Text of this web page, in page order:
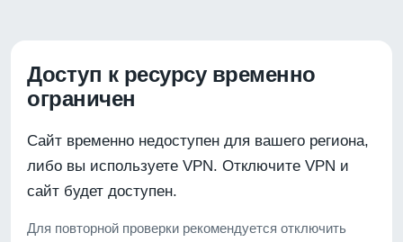
Доступ к ресурсу временно
ограничен
Сайт временно недоступен для вашего региона,
либо вы используете VPN. Отключите VPN и
сайт будет доступен.
Для повторной проверки рекомендуется отключить